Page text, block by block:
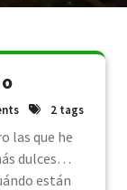
2 tags
las que he
dulces…
están